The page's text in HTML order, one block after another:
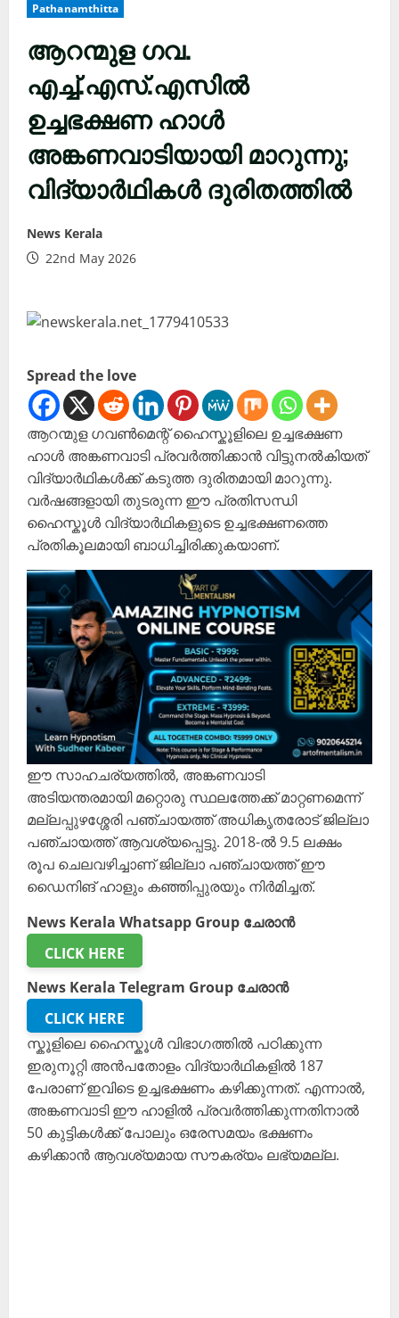
Pathanamthitta
ആറന്മുള ഗവ.
എച്ച്.എസ്.എസിൽ
ഉച്ചഭക്ഷണ ഹാൾ
അങ്കണവാടിയായി മാറുന്നു;
വിദ്യാർഥികൾ ദുരിതത്തിൽ
News Kerala
22nd May 2026
Spread the love
ആറന്മുള ഗവൺമെന്റ് ഹൈസ്കൂളിലെ ഉച്ചഭക്ഷണ
ഹാൾ അങ്കണവാടി പ്രവർത്തിക്കാൻ വിട്ടുനൽകിയത്
വിദ്യാർഥികൾക്ക് കടുത്ത ദുരിതമായി മാറുന്നു.
വർഷങ്ങളായി തുടരുന്ന ഈ പ്രതിസന്ധി
ഹൈസ്കൂൾ വിദ്യാർഥികളുടെ ഉച്ചഭക്ഷണത്തെ
പ്രതികൂലമായി ബാധിച്ചിരിക്കുകയാണ്.
ഈ സാഹചര്യത്തിൽ, അങ്കണവാടി
അടിയന്തരമായി മറ്റൊരു സ്ഥലത്തേക്ക് മാറ്റണമെന്ന്
മല്ലപ്പുഴശ്ശേരി പഞ്ചായത്ത് അധികൃതരോട് ജില്ലാ
പഞ്ചായത്ത് ആവശ്യപ്പെട്ടു. 2018-ൽ 9.5 ലക്ഷം
രൂപ ചെലവഴിച്ചാണ് ജില്ലാ പഞ്ചായത്ത് ഈ
ഡൈനിങ് ഹാളും കഞ്ഞിപ്പുരയും നിർമിച്ചത്.
News Kerala Whatsapp Group ചേരാൻ
CLICK HERE
News Kerala Telegram Group ചേരാൻ
CLICK HERE
സ്കൂളിലെ ഹൈസ്കൂൾ വിഭാഗത്തിൽ പഠിക്കുന്ന
ഇരുനൂറ്റി അൻപതോളം വിദ്യാർഥികളിൽ 187
പേരാണ് ഇവിടെ ഉച്ചഭക്ഷണം കഴിക്കുന്നത്. എന്നാൽ,
അങ്കണവാടി ഈ ഹാളിൽ പ്രവർത്തിക്കുന്നതിനാൽ
50 കുട്ടികൾക്ക് പോലും ഒരേസമയം ഭക്ഷണം
കഴിക്കാൻ ആവശ്യമായ സൗകര്യം ലഭ്യമല്ല.